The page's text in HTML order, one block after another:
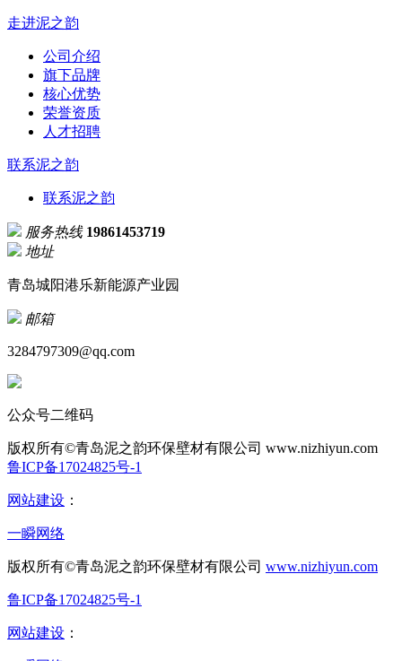
走进泥之韵
公司介绍
旗下品牌
核心优势
荣誉资质
人才招聘
联系泥之韵
联系泥之韵
服务热线 19861453719
地址
青岛城阳港乐新能源产业园
邮箱
3284797309@qq.com
公众号二维码
版权所有©青岛泥之韵环保壁材有限公司 www.nizhiyun.com
鲁ICP备17024825号-1
网站建设 ：
一瞬网络
版权所有©青岛泥之韵环保壁材有限公司 www.nizhiyun.com
鲁ICP备17024825号-1
网站建设 ：